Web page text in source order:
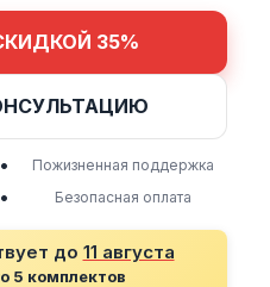
35%
•
Пожизненная поддержка
• Безопасная оплата
до 11 августа
5 комплектов